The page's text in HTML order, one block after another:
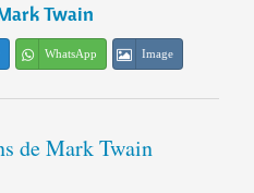
Twain
WhatsApp Image
de Mark Twain